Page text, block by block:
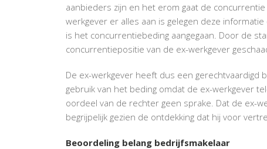
aanbieders zijn en het erom gaat de
werkgever er alles aan is gelegen deze
is het concurrentiebeding aangegaan. Door de
concurrentiepositie van de ex-werkgever
De ex-werkgever heeft dus een gerechtvaardigd
gebruik van het beding omdat de ex-werkgever
oordeel van de rechter geen sprake. Dat de ex-
begrijpelijk gezien de ontdekking dat hij voor
Beoordeling belang bedrijfsmakelaar